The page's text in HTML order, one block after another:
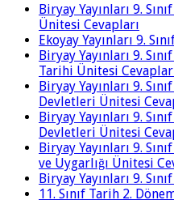
Biryay Yayınları 9.
Ünitesi Cevapları
Ekoyay Yayınları 9.
Biryay Yayınları 9.
Tarihi Ünitesi
Biryay Yayınları 9.
Devletleri Ünitesi
Biryay Yayınları 9.
Devletleri Ünitesi
Biryay Yayınları 9.
ve Uygarlığı Ünitesi
Biryay Yayınları 9.
11. Sınıf Tarih 2.